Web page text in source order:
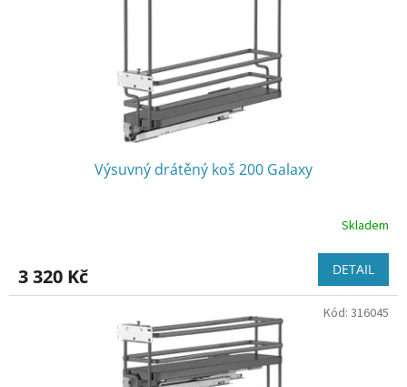
Výsuvný drátěný koš 200 Galaxy
Skladem
3 320 Kč DETAIL
Kód: 316045